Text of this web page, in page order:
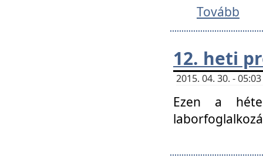
Tovább
12. heti
2015. 04. 30. -
Ezen a